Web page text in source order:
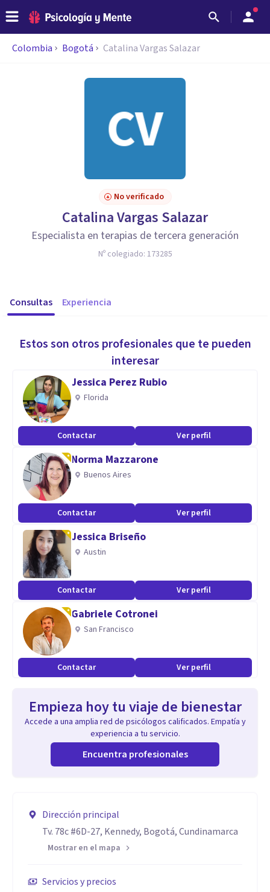
Colombia Bogotá Catalina Vargas Salazar
No verificado
Catalina Vargas Salazar
Especialista en terapias de tercera generación
Nº colegiado: 173285
Consultas Experiencia
Estos son otros profesionales que te pueden
interesar
Jessica Perez Rubio
Florida
Contactar Ver perfil
Norma Mazzarone
Buenos Aires
Contactar Ver perfil
Jessica Briseño
Austin
Contactar Ver perfil
Gabriele Cotronei
San Francisco
Contactar Ver perfil
Empieza hoy tu viaje de bienestar
Accede a una amplia red de psicólogos calificados. Empatía y
experiencia a tu servicio.
Encuentra profesionales
Dirección principal
Tv. 78c #6D-27, Kennedy, Bogotá, Cundinamarca
Mostrar en el mapa
Servicios y precios